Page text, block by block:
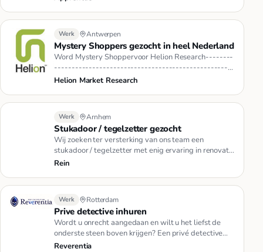
Werk Antwerpen
Mystery Shoppers gezocht in heel Nederland
Word Mystery Shoppervoor Helion Research--------
----------------------------------------------------
-Werken wanneer jij …
Helion Market Research
Werk Arnhem
Stukadoor / tegelzetter gezocht
Wij zoeken ter versterking van ons team een
stukadoor / tegelzetter met enig ervaring in renovatie
en onderhoudswerkzaam…
Rein
Werk Rotterdam
Prive detective inhuren
Wordt u onrecht aangedaan en wilt u het liefst de
onderste steen boven krijgen? Een privé detective
inhuren is dan een v…
Reverentia